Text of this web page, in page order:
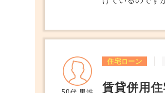
住宅ローン
賃貸併用